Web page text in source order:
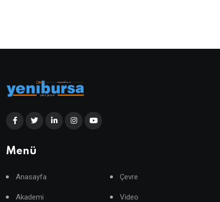
Menü
Anasayfa Çevre
Akademi Video